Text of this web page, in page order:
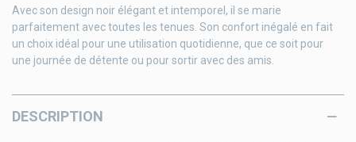
Avec son design noir élégant et intemporel, il se marie
parfaitement avec toutes les tenues. Son confort inégalé en fait
un choix idéal pour une utilisation quotidienne, que ce soit pour
une journée de détente ou pour sortir avec des amis.
DESCRIPTION